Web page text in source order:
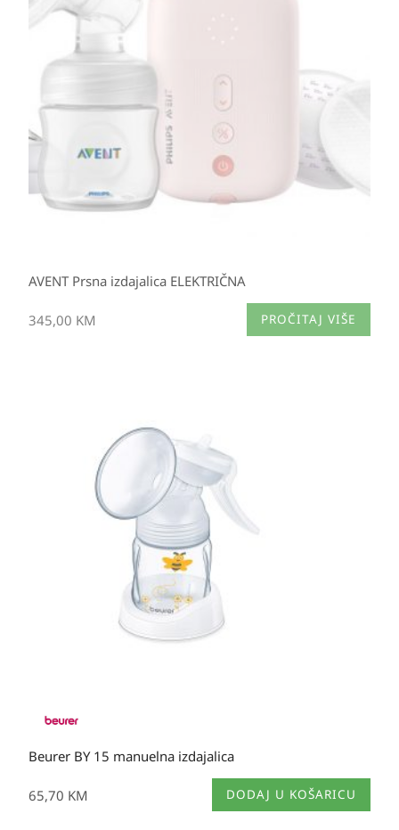
AVENT Prsna izdajalica ELEKTRIČNA
345,00 KM PROČITAJ VIŠE
Beurer BY 15 manuelna izdajalica
65,70 KM DODAJ U KOŠARICU